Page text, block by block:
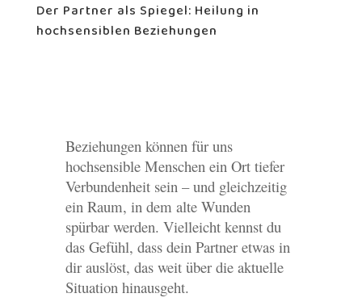
Der Partner als Spiegel: Heilung in
hochsensiblen Beziehungen
Beziehungen können für uns
hochsensible Menschen ein Ort tiefer
Verbundenheit sein – und gleichzeitig
ein Raum, in dem alte Wunden
spürbar werden. Vielleicht kennst du
das Gefühl, dass dein Partner etwas in
dir auslöst, das weit über die aktuelle
Situation hinausgeht.